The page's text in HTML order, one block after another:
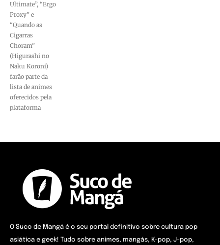
Ultimate”, “Ergo
Proxy” e
“Quando as
Cigarras
Choram”
(Higurashi no
Naku Koroni)
farão parte da
lista de animes
oferecidos pela
plataforma
O Suco de Mangá é o seu portal definitivo sobre cultura pop
asiática e geek! Tudo sobre animes, mangás, K-pop, J-pop,